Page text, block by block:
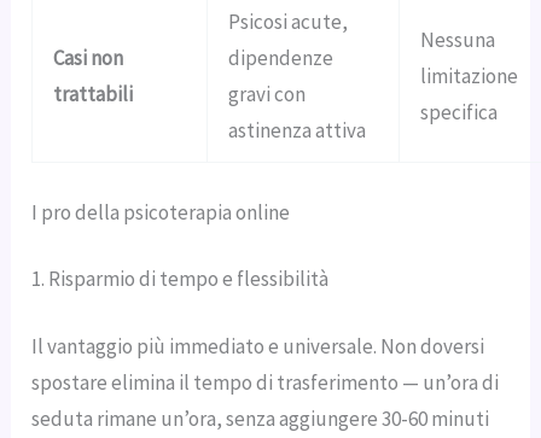
Casi non
trattabili
Psicosi acute,
dipendenze
gravi con
astinenza attiva
Nessuna
limitazione
specifica
I pro della psicoterapia online
1. Risparmio di tempo e flessibilità
Il vantaggio più immediato e universale. Non doversi
spostare elimina il tempo di trasferimento — un’ora di
seduta rimane un’ora, senza aggiungere 30-60 minuti